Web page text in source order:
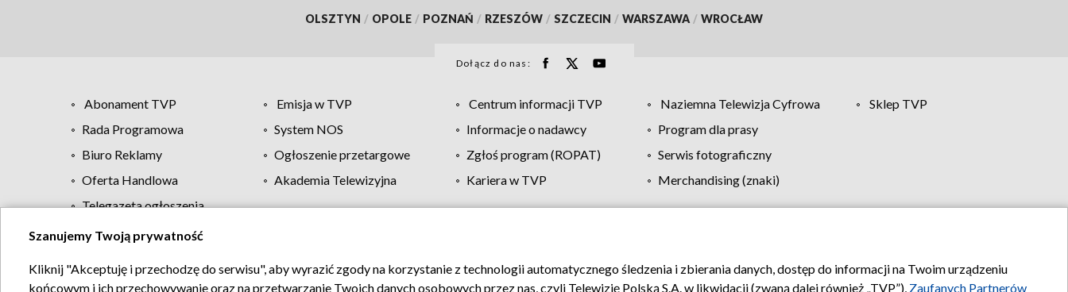
OLSZTYN / OPOLE / POZNAŃ / RZESZÓW / SZCZECIN / WARSZAWA / WROCŁAW
Dołącz do nas:
Abonament TVP Emisja w TVP Centrum informacji TVP Naziemna Telewizja Cyfrowa
Sklep TVP
Rada Programowa
System NOS Informacje o nadawcy
Program dla prasy
Biuro Reklamy
Ogłoszenie przetargowe Zgłoś program (ROPAT)
Serwis fotograficzny
Oferta Handlowa
Akademia Telewizyjna Kariera w TVP
Merchandising (znaki)
Telegazeta ogłoszenia
Regulamin TVP Polityka prywatności Moje zgody Pomoc Biuro reklamy Kontakt
Szanujemy Twoją prywatność
Kliknij "Akceptuję i przechodzę do serwisu", aby wyrazić zgody na korzystanie z technologii automatycznego śledzenia i zbierania danych, dostęp do informacji na Twoim urządzeniu
końcowym i ich przechowywanie oraz na przetwarzanie Twoich danych osobowych przez nas, czyli Telewizję Polską S.A. w likwidacji (zwaną dalej również „TVP”), Zaufanych Partnerów